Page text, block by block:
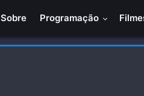
Sobre Programação